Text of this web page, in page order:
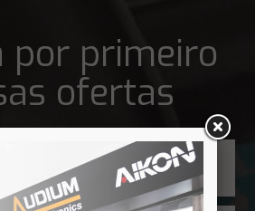
por primeiro
ofertas